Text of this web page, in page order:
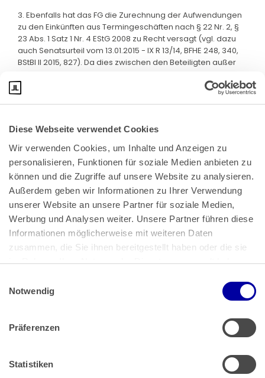
Diese Webseite verwendet Cookies
Wir verwenden Cookies, um Inhalte und Anzeigen zu
personalisieren, Funktionen für soziale Medien anbieten zu
können und die Zugriffe auf unsere Website zu analysieren.
Außerdem geben wir Informationen zu Ihrer Verwendung
unserer Website an unsere Partner für soziale Medien,
Werbung und Analysen weiter. Unsere Partner führen diese
Informationen möglicherweise mit weiteren Daten
zusammen, die Sie ihnen bereitgestellt haben oder die sie
im Rahmen Ihrer Nutzung der Dienste gesammelt haben.
Impressum
Notwendig
Präferenzen
Statistiken
3. Ebenfalls hat das FG die Zurechnung der Aufwendungen
zu den Einkünften aus Termingeschäften nach § 22 Nr. 2, §
23 Abs. 1 Satz 1 Nr. 4 EStG 2008 zu Recht versagt (vgl. dazu
auch Senatsurteil vom 13.01.2015 - IX R 13/14, BFHE 248, 340,
BStBl II 2015, 827). Da dies zwischen den Beteiligten außer
Bundeskanzlerplatz 2
53113 Bonn
Pressemitteilungen|AGB
Impressum|Datenschutz
Muster Widerrufsformular (PDF)